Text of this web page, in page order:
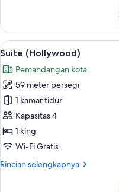
Kamar
Deluks,
1
Tempat
Tidur
King,
balkon
Lihat
semua
foto
untuk
Suite
(Hollywood)
2
Suite (Hollywood)
Pemandangan kota
59 meter persegi
1 kamar tidur
Kapasitas 4
1 king
Wi-Fi Gratis
Rincian selengkapnya
Rincian